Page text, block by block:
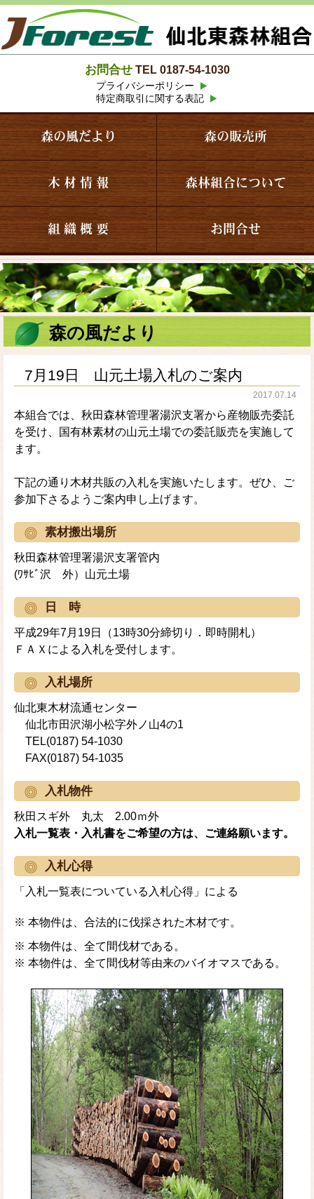
お問合せ TEL 0187-54-1030
プライバシーポリシー
特定商取引に関する表記
森の風だより 森の販売所
木 材 情 報 森林組合について
組 織 概 要 お問合せ
森の風だより
7月19日 山元土場入札のご案内
2017.07.14
本組合では、秋田森林管理署湯沢支署から産物販売委託
を受け、国有林素材の山元土場での委託販売を実施して
ます。
下記の通り木材共販の入札を実施いたします。ぜひ、ご
参加下さるようご案内申し上げます。
素材搬出場所
秋田森林管理署湯沢支署管内
(ﾜｻﾋﾞ沢 外）山元土場
日 時
平成29年7月19日（13時30分締切り．即時開札）
ＦＡＸによる入札を受付します。
入札場所
仙北東木材流通センター
仙北市田沢湖小松字外ノ山4の1
TEL(0187) 54-1030
FAX(0187) 54-1035
入札物件
秋田スギ外 丸太 2.00ｍ外
入札一覧表・入札書をご希望の方は、ご連絡願います。
入札心得
「入札一覧表についている入札心得」による
※ 本物件は、合法的に伐採された木材です。
※ 本物件は、全て間伐材である。
※ 本物件は、全て間伐材等由来のバイオマスである。